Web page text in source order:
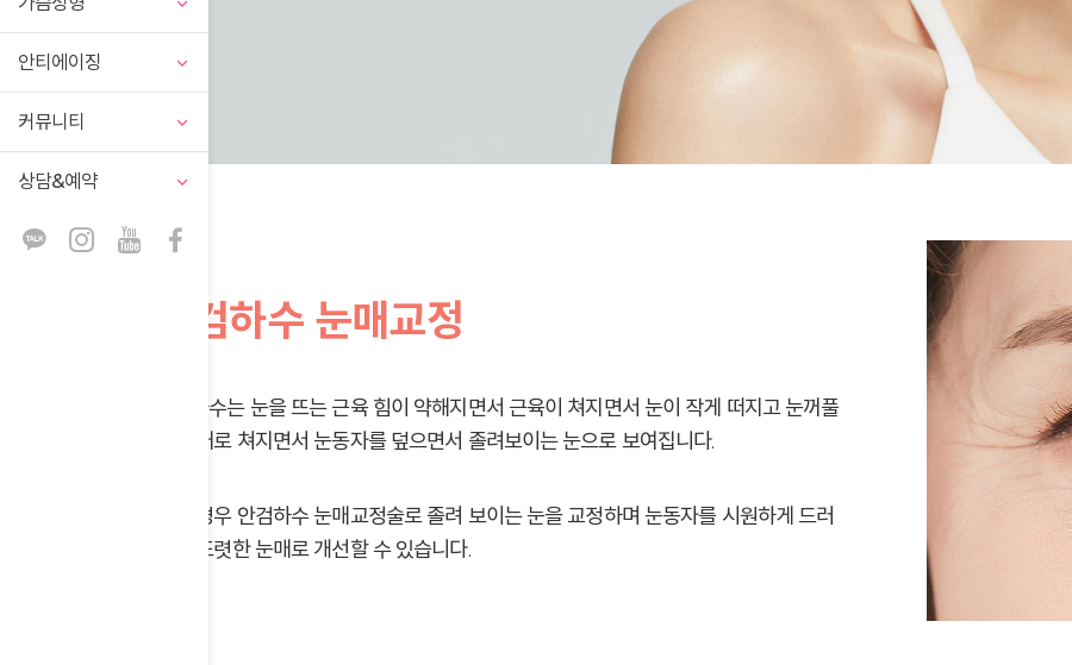
안티에이징
커뮤니티
상담&예약
안검하수 눈매교정
안검하수는 눈을 뜨는 근육 힘이 약해지면서 근육이 쳐지면서 눈이 작게 떠지고 눈꺼풀
이 아래로 쳐지면서 눈동자를 덮으면서 졸려보이는 눈으로 보여집니다.
이런 경우 안검하수 눈매교정술로 졸려 보이는 눈을 교정하며 눈동자를 시원하게 드러
내고 또렷한 눈매로 개선할 수 있습니다.